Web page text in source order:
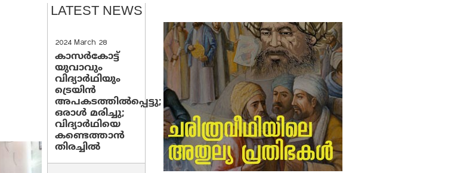
LATEST NEWS
2024 March 28
കാസർകോട്ട്
യുവാവും
വിദ്യാർഥിയും
ട്രെയിൻ
അപകടത്തിൽപ്പെട്ടു;
ഒരാൾ മരിച്ചു;
വിദ്യാർഥിയെ
കണ്ടെത്താൻ
തിരച്ചിൽ